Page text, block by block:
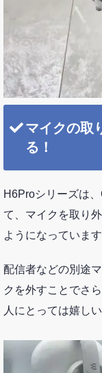
マイクの取
る！
H6Proシリーズは
て、マイクを取り
ようになっています
配信者などの別途
クを外すことでさ
人にとっては嬉し